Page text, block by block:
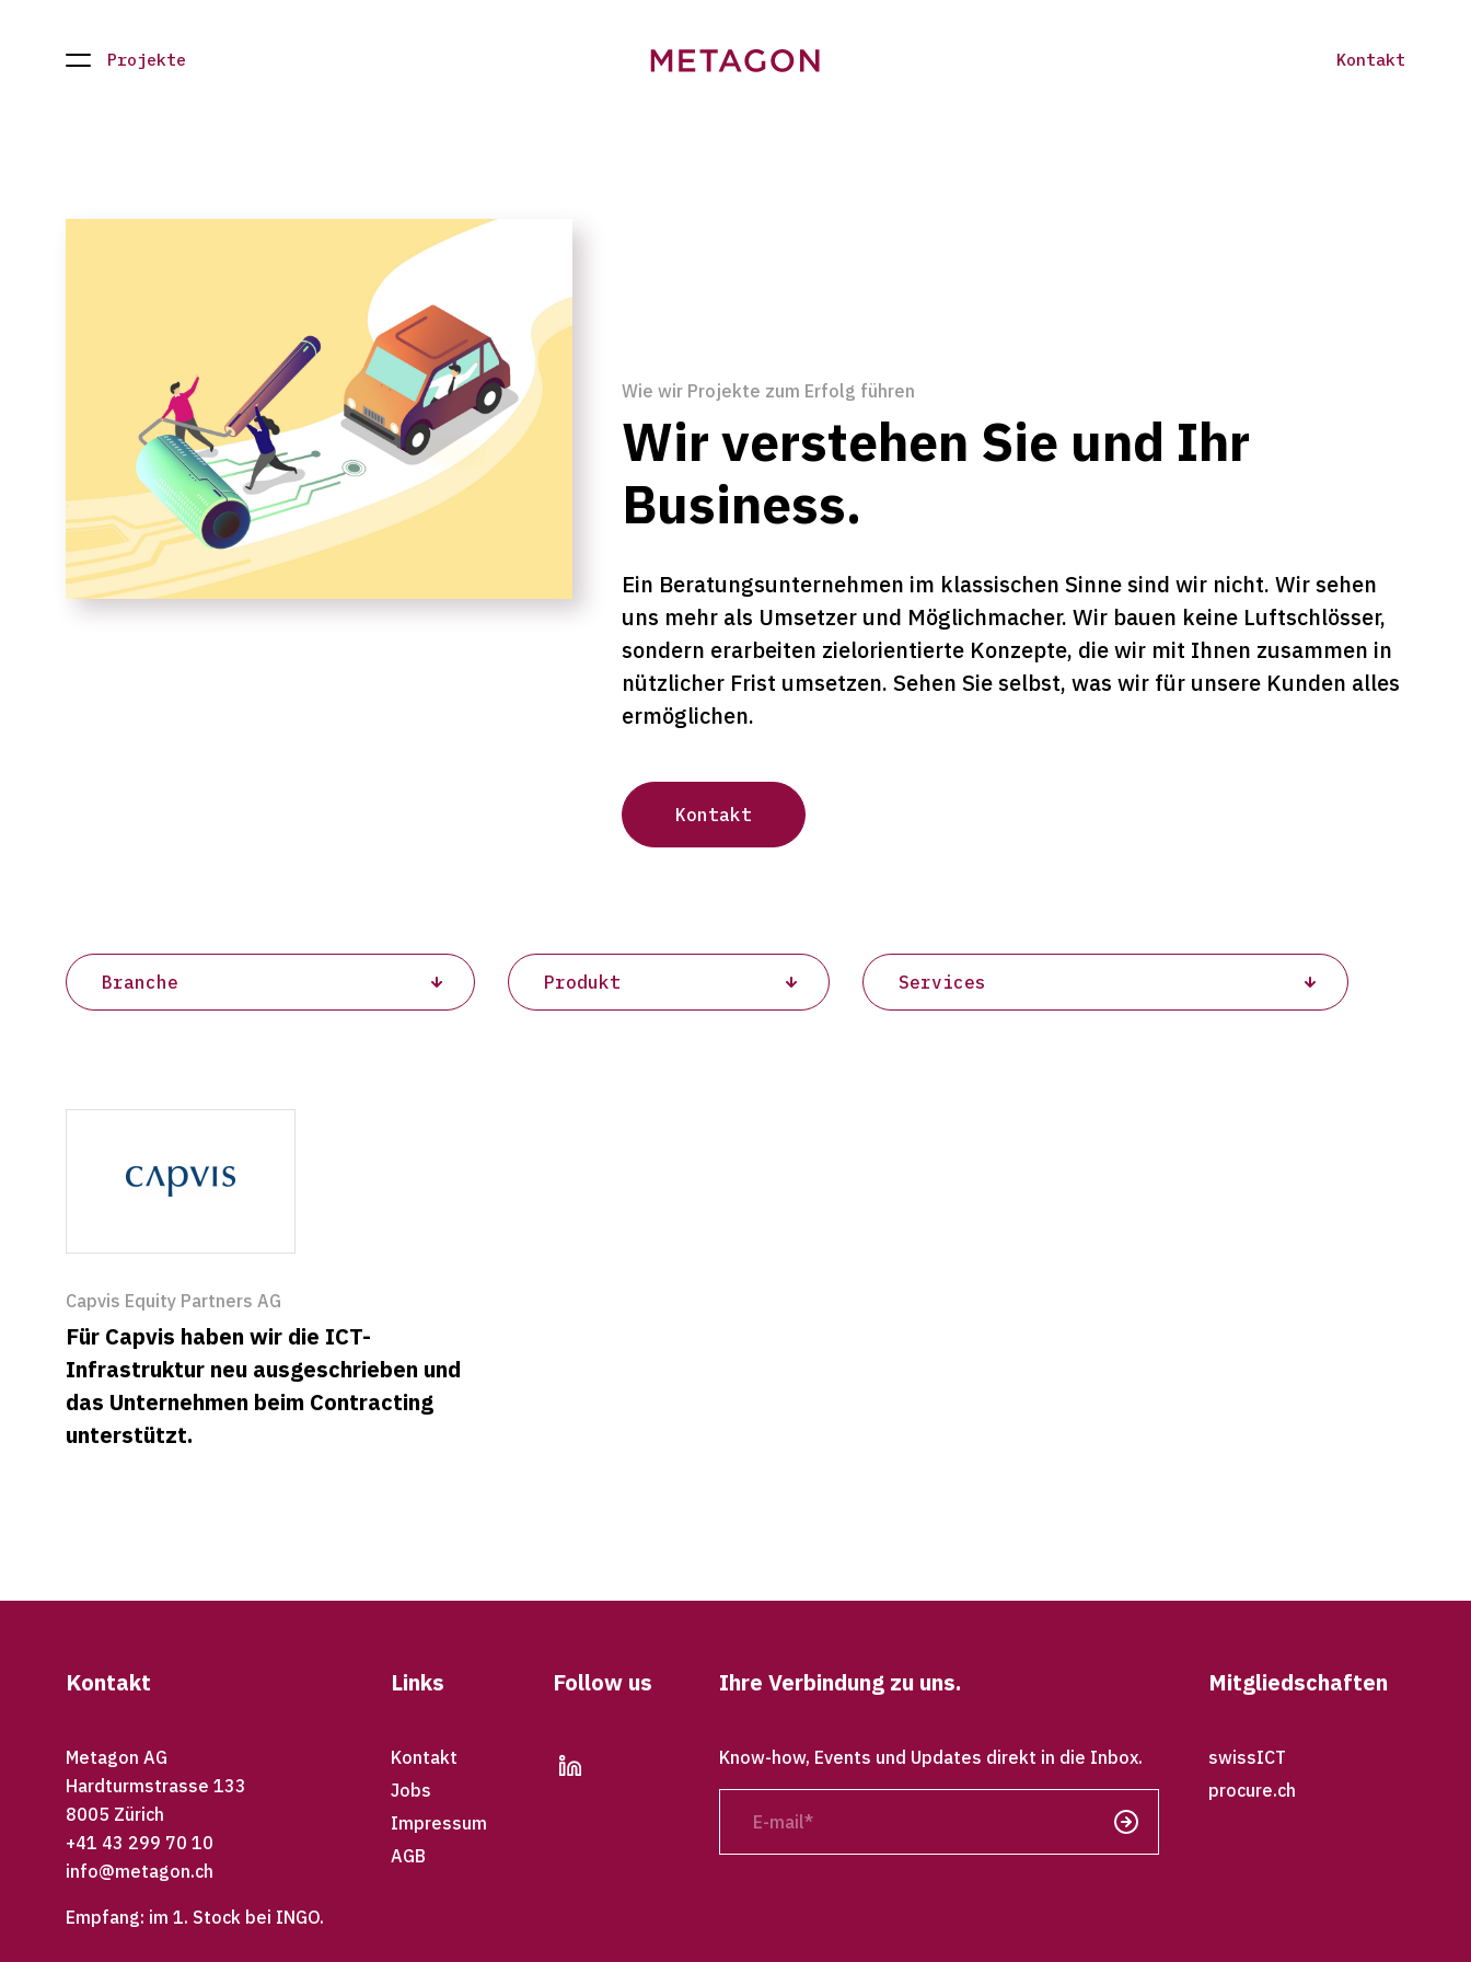
Navigation
Projekte Kontakt
Wie wir Projekte zum Erfolg führen
Wir verstehen Sie und Ihr
Business.
Ein Beratungsunternehmen im klassischen Sinne sind wir nicht. Wir sehen
uns mehr als Umsetzer und Möglichmacher. Wir bauen keine Luftschlösser,
sondern erarbeiten zielorientierte Konzepte, die wir mit Ihnen zusammen in
nützlicher Frist umsetzen. Sehen Sie selbst, was wir für unsere Kunden alles
ermöglichen.
Kontakt
Capvis Equity Partners AG
Für Capvis haben wir die ICT-
Infrastruktur neu ausgeschrieben und
das Unternehmen beim Contracting
unterstützt.
Kontakt
Metagon AG
Hardturmstrasse 133
8005 Zürich
+41 43 299 70 10
info@metagon.ch
Empfang: im 1. Stock bei INGO.
Links
Kontakt
Jobs
Impressum
AGB
Follow us Ihre Verbindung zu uns.
Know-how, Events und Updates direkt in die Inbox.
Senden
Mitgliedschaften
swissICT
procure.ch